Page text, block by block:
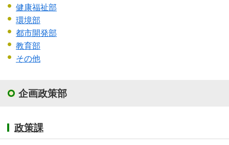
健康福祉部
環境部
都市開発部
教育部
その他
企画政策部
政策課